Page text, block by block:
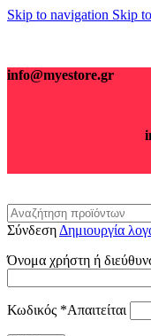
Skip to navigation Skip
info@myestore.gr
Σύνδεση Δημιουργία
Όνομα χρήστη ή
Κωδικός *Απαιτείται